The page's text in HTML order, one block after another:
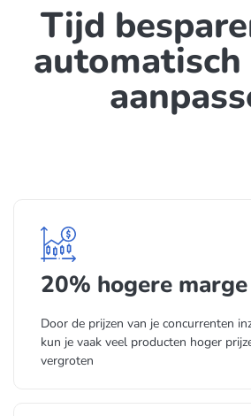
Tijd
automatisch
20% hogere marge
Door de prijzen van je concurrenten
kun je vaak veel producten hoger
vergroten